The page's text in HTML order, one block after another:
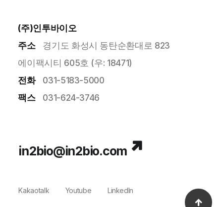
(주)인투바이오
주소
경기도 화성시 동탄순환대로 823
에이팩시티 605호 (우: 18471)
전화
031-5183-5000
팩스
031-624-3746
in2bio@in2bio.com
Kakaotalk Youtube LinkedIn